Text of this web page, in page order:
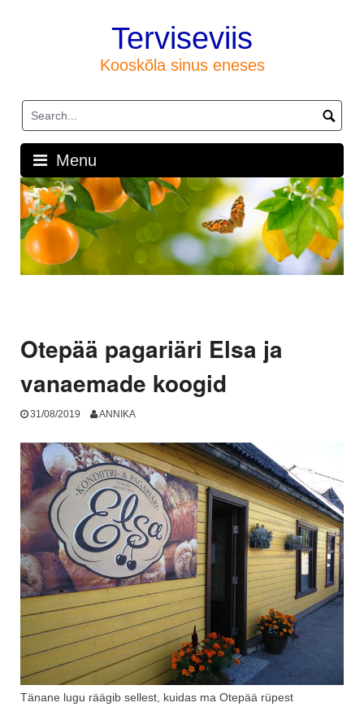
Terviseviis
Kooskõla sinus eneses
Menu
Otepää pagariäri Elsa ja
vanaemade koogid
31/08/2019 ANNIKA
Tänane lugu räägib sellest, kuidas ma Otepää rüpest